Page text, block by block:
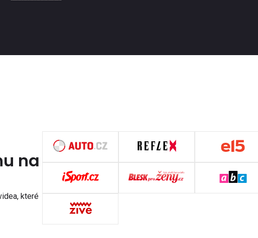
na
které